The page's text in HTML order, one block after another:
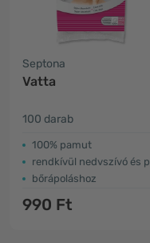
Septona
Vatta
100 darab
100% pamut
rendkívül nedvszívó és puha
bőrápoláshoz
990 Ft